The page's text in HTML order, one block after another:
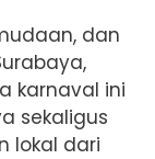
dan
karnaval ini
sekaligus
lokal dari